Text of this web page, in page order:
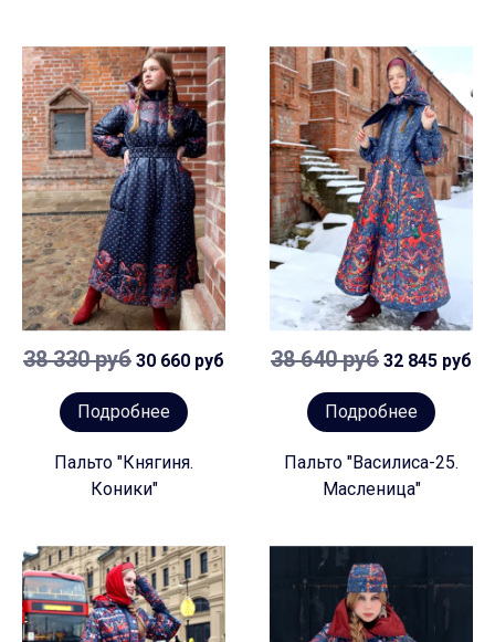
38 330 руб 30 660 руб
Подробнее
Пальто "Княгиня.
Коники"
38 640 руб 32 845 руб
Подробнее
Пальто "Василиса-25.
Масленица"